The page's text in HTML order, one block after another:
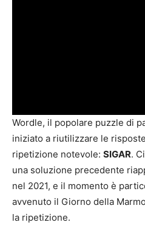
Wordle, il popolare puzzle di
iniziato a riutilizzare le
ripetizione notevole: SIGAR.
una soluzione precedente
nel 2021, e il momento è
avvenuto il Giorno della
la ripetizione.